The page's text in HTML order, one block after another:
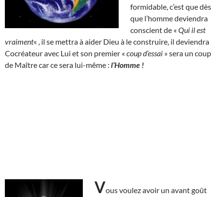
formidable, c’est que dès
que l’homme deviendra
conscient de « Qui il est
vraiment« , il se mettra à aider Dieu à le construire, il deviendra
Cocréateur avec Lui et son premier « coup d’essai » sera un coup
de Maître car ce sera lui-même : l’Homme !
Vous voulez avoir un avant goût